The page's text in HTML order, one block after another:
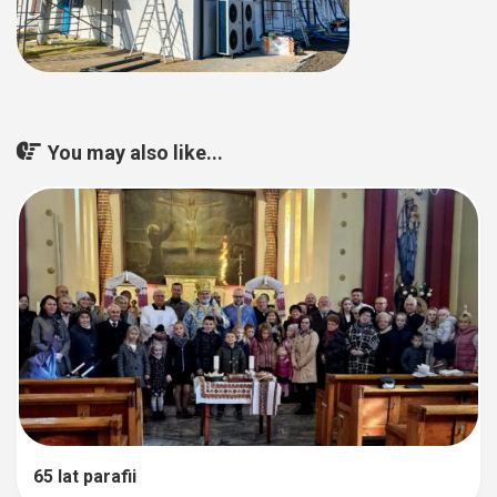
You may also like...
65 lat parafii